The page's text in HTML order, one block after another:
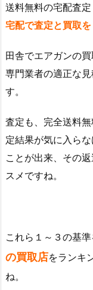
送料無料の宅配査
宅配で査定と買取
田舎でエアガンの
専門業者の適正な
す。
査定も、完全送料
定結果が気に入ら
ことが出来、その
スメですね。
これら１～３の基準
の買取店をランキ
ね。